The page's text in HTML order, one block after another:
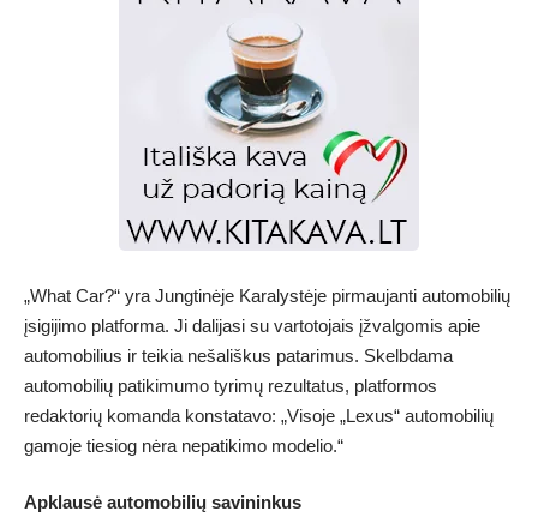
„What Car?“ yra Jungtinėje Karalystėje pirmaujanti automobilių
įsigijimo platforma. Ji dalijasi su vartotojais įžvalgomis apie
automobilius ir teikia nešališkus patarimus. Skelbdama
automobilių patikimumo tyrimų rezultatus, platformos
redaktorių komanda konstatavo: „Visoje „Lexus“ automobilių
gamoje tiesiog nėra nepatikimo modelio.“
Apklausė automobilių savininkus